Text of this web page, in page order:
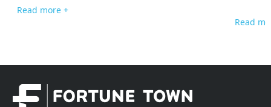
Read more +
Read